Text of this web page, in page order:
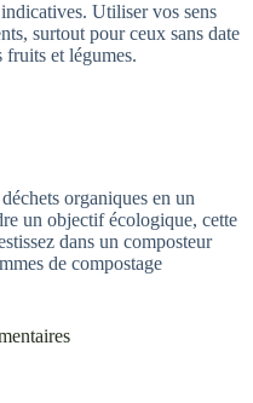
Utiliser vos sens
surtout pour ceux sans date
et légumes.
organiques en un
un objectif écologique, cette
dans un composteur
de compostage